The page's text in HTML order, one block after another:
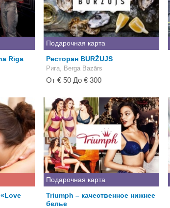
Rīga
Подарочная карта
Ресторан BURŽUJS
Рига, Berga Bazārs
От € 50 До € 300
Подарочная карта
Triumph – качественное нижнее
белье